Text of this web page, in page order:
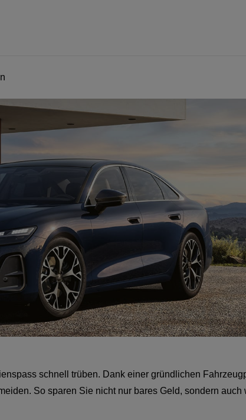
schnell trüben. Dank einer gründlichen
So sparen Sie nicht nur bares Geld, sondern